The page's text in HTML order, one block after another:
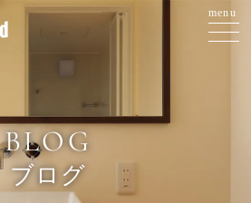
BLOG
ブログ